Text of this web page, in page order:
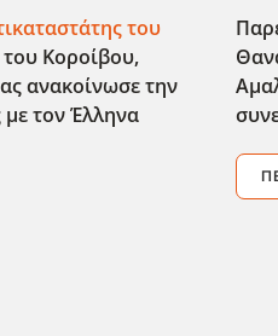
του
Κοροίβου,
ανακοίνωσε την
με τον Έλληνα